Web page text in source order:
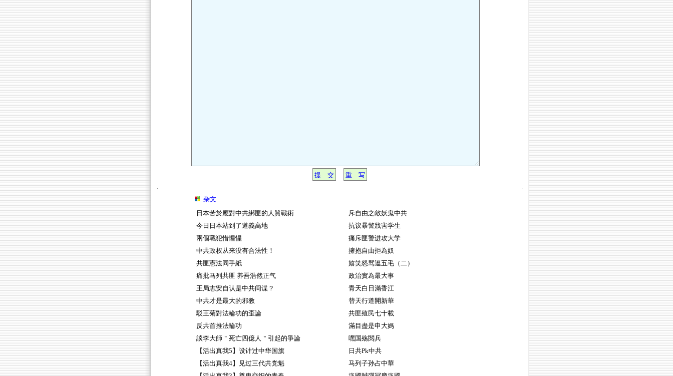
杂文
日本苦於應對中共綁匪的人質戰術
今日日本站到了道義高地
兩個戰犯惜惺惺
中共政权从来没有合法性！
共匪憲法同手紙
痛批马列共匪 养吾浩然正气
王局志安自认是中共间谍？
中共才是最大的邪教
駁王菊對法輪功的歪論
反共首推法輪功
談李大師＂死亡四億人＂引起的爭論
【活出真我5】设计过中华国旗
【活出真我4】见过三代共党魁
斥自由之敵妖鬼中共
抗议暴警戕害学生
痛斥匪警进攻大学
擁抱自由拒為奴
嬉笑怒骂逗五毛（二）
政治實為最大事
青天白日滿香江
替天行道開新華
共匪殖民七十載
滿目盡是申大媽
嘿国殇閲兵
日共Pk中共
马列子孙占中華